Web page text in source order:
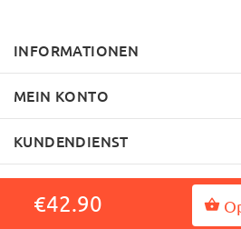
€42.90
INFORMATIONEN
MEIN KONTO
KUNDENDIENST